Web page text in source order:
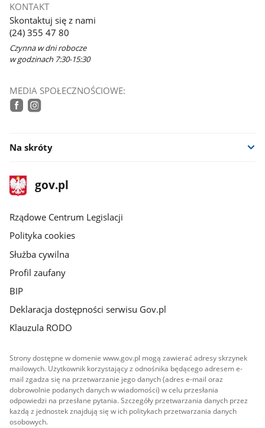
KONTAKT
Skontaktuj się z nami
(24) 355 47 80
Czynna w dni robocze
w godzinach 7:30-15:30
MEDIA SPOŁECZNOŚCIOWE:
Na skróty
stopka
gov.plStrona
gov.pl
Rządowe Centrum Legislacji
Polityka cookies
Służba cywilna
Profil zaufany
BIP
Deklaracja dostępności serwisu Gov.pl
Klauzula RODO
Strony dostępne w domenie www.gov.pl mogą zawierać adresy skrzynek
mailowych. Użytkownik korzystający z odnośnika będącego adresem e-
mail zgadza się na przetwarzanie jego danych (adres e-mail oraz
dobrowolnie podanych danych w wiadomości) w celu przesłania
odpowiedzi na przesłane pytania. Szczegóły przetwarzania danych przez
każdą z jednostek znajdują się w ich politykach przetwarzania danych
osobowych.